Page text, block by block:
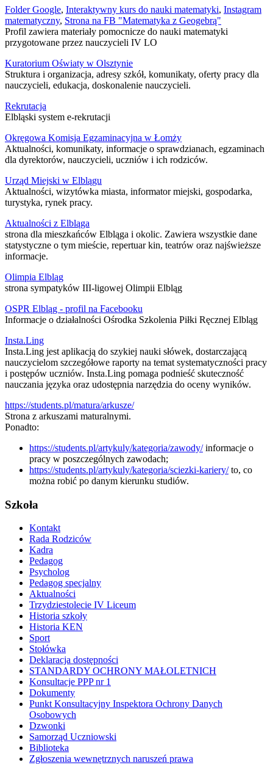
Folder Google, Interaktywny kurs do nauki matematyki, Instagram
matematyczny, Strona na FB "Matematyka z Geogebrą"
Profil zawiera materiały pomocnicze do nauki matematyki
przygotowane przez nauczycieli IV LO
Kuratorium Oświaty w Olsztynie
Struktura i organizacja, adresy szkół, komunikaty, oferty pracy dla
nauczycieli, edukacja, doskonalenie nauczycieli.
Rekrutacja
Elbląski system e-rekrutacji
Okręgowa Komisja Egzaminacyjna w Łomży
Aktualności, komunikaty, informacje o sprawdzianach, egzaminach
dla dyrektorów, nauczycieli, uczniów i ich rodziców.
Urząd Miejski w Elblągu
Aktualności, wizytówka miasta, informator miejski, gospodarka,
turystyka, rynek pracy.
Aktualności z Elbląga
strona dla mieszkańców Elbląga i okolic. Zawiera wszystkie dane
statystyczne o tym mieście, repertuar kin, teatrów oraz najświeższe
informacje.
Olimpia Elbląg
strona sympatyków III-ligowej Olimpii Elbląg
OSPR Elbląg - profil na Facebooku
Informacje o działalności Ośrodka Szkolenia Piłki Ręcznej Elbląg
Insta.Ling
Insta.Ling jest aplikacją do szykiej nauki słówek, dostarczającą
nauczycielom szczegółowe raporty na temat systematyczności pracy
i postępów uczniów. Insta.Ling pomaga podnieść skuteczność
nauczania języka oraz udostępnia narzędzia do oceny wyników.
https://students.pl/matura/arkusze/
Strona z arkuszami maturalnymi.
Ponadto:
https://students.pl/artykuly/kategoria/zawody/informacje o
pracy w poszczególnych zawodach;
https://students.pl/artykuly/kategoria/sciezki-kariery/to, co
można robić po danym kierunku studiów.
Szkoła
Kontakt
Rada Rodziców
Kadra
Pedagog
Psycholog
Pedagog specjalny
Aktualności
Trzydziestolecie IV Liceum
Historia szkoły
Historia KEN
Sport
Stołówka
Deklaracja dostępności
STANDARDY OCHRONY MAŁOLETNICH
Konsultacje PPP nr 1
Dokumenty
Punkt Konsultacyjny Inspektora Ochrony Danych
Osobowych
Dzwonki
Samorząd Uczniowski
Biblioteka
Zgłoszenia wewnętrznych naruszeń prawa